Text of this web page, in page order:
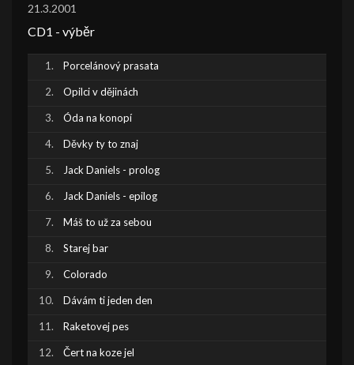
21.3.2001
CD1 - výběr
Porcelánový prasata
Opilci v dějinách
Óda na konopí
Děvky ty to znaj
Jack Daniels - prolog
Jack Daniels - epilog
Máš to už za sebou
Starej bar
Colorado
Dávám ti jeden den
Raketovej pes
Čert na koze jel